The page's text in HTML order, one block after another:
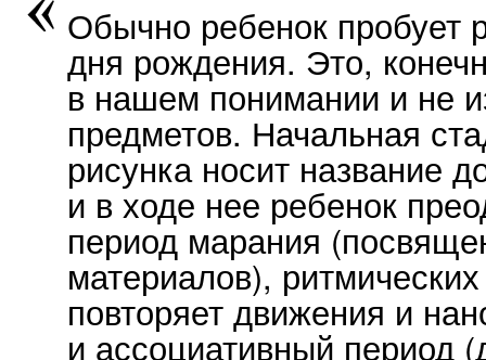
Обычно ребенок пробует
дня рождения. Это,
в нашем понимании и не
предметов. Начальная
рисунка носит название
и в ходе нее ребенок
период марания
материалов),
повторяет движения и
и ассоциативный период